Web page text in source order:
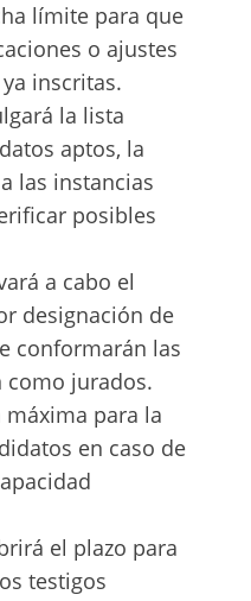
límite para que
o ajustes
inscritas.
la lista
aptos, la
las instancias
posibles
a cabo el
designación de
conformarán las
como jurados.
máxima para la
en caso de
el plazo para
testigos